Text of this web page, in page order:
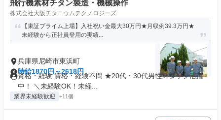
飛行機素材チタン製造・機械操作
株式会社大阪チタニウムテクノロジーズ
【東証プライム上場】入社祝い金最大30万円★月収例39.3万円★
未経験から正社員登用の実績...
兵庫県尼崎市東浜町
時給1870円～2618円
資格・経験 資格・経験不問 ★20代・30代男性スタッフ活躍
中！ ＼未経験OK！未経...
業界未経験歓迎 +11個